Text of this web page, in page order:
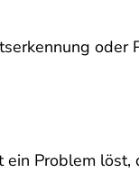
oder
Problem löst,